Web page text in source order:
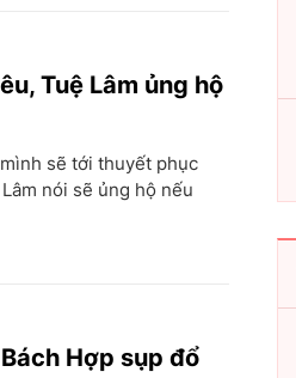
Tuệ Lâm ủng hộ
sẽ tới thuyết phục
nói sẽ ủng hộ nếu
Hợp sụp đổ